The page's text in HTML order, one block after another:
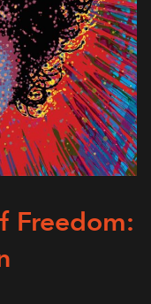
Freedom: